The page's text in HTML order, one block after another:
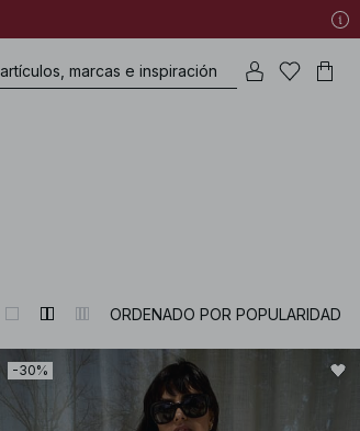
ORDENADO POR POPULARIDAD
-30%